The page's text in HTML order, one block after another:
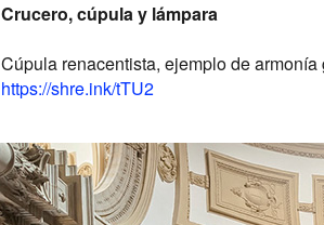
Crucero, cúpula y lámpara
Cúpula renacentista, ejemplo de armonía
https://shre.ink/tTU2